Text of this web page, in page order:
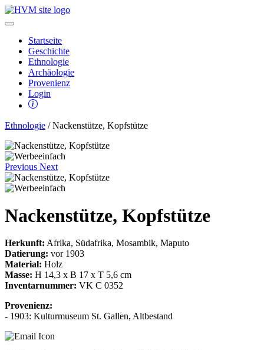
Startseite
Geschichte
Ethnologie
Archäologie
Provenienz
Login
Ethnologie / Nackenstütze, Kopfstütze
Previous Next
Nackenstütze, Kopfstütze
Herkunft: Afrika, Südafrika, Mosambik, Maputo
Datierung: vor 1903
Material: Holz
Masse: H 14,3 x B 17 x T 5,6 cm
Inventarnummer: VK C 0352
Provenienz:
- 1903: Kulturmuseum St. Gallen, Altbestand